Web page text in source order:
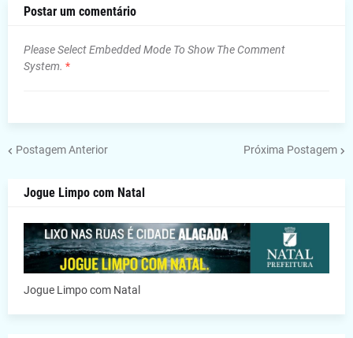
Postar um comentário
Please Select Embedded Mode To Show The Comment
System. *
Postagem Anterior Próxima Postagem
Jogue Limpo com Natal
Jogue Limpo com Natal